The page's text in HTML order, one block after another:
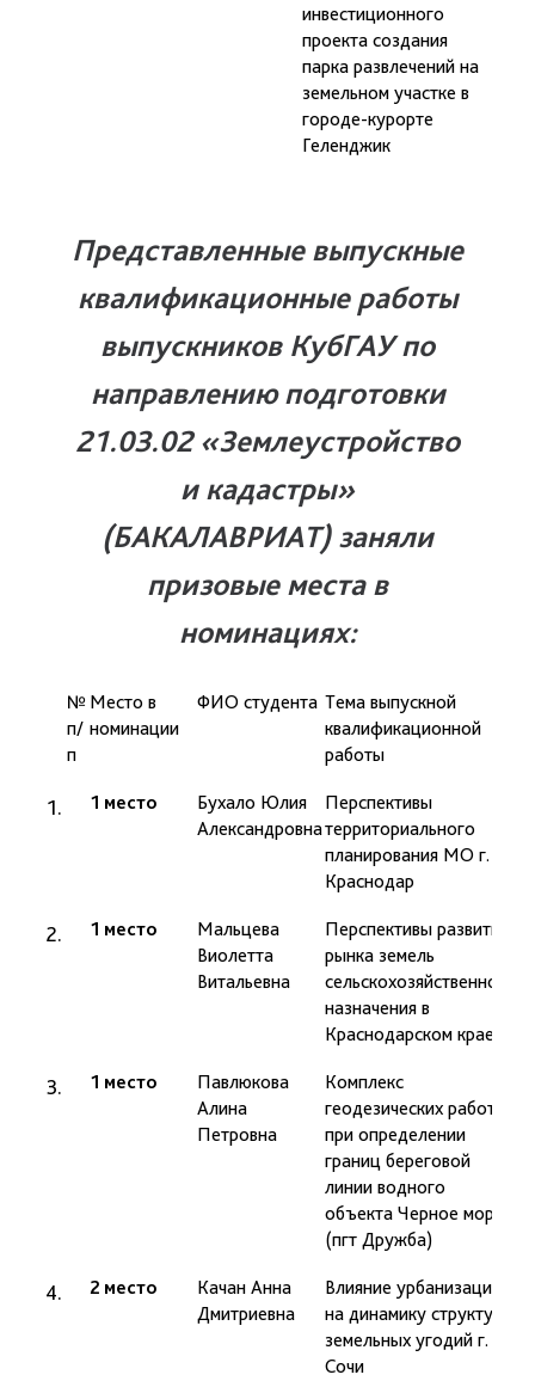
инвестиционного
проекта создания
парка развлечений на
земельном участке в
городе-курорте
Геленджик
Представленные выпускные
квалификационные работы
выпускников КубГАУпо
направлению подготовки
21.03.02 «Землеустройство
и кадастры»
(БАКАЛАВРИАТ)заняли
призовые места в
номинациях:
№
п/
п
Место в
номинации
ФИО студента Тема выпускной
квалификационной
работы
1 место
Бухало Юлия
Александровна
Перспективы
территориального
планирования МО г.
Краснодар
1 место
Мальцева
Виолетта
Витальевна
Перспективы развития
рынка земель
сельскохозяйственного
назначения в
Краснодарском крае
1 место
Павлюкова
Алина
Петровна
Комплекс
геодезических работ
при определении
границ береговой
линии водного
объекта Черное море
(пгт Дружба)
2 место
Качан Анна
Дмитриевна
Влияние урбанизации
на динамику структуры
земельных угодий г.
Сочи